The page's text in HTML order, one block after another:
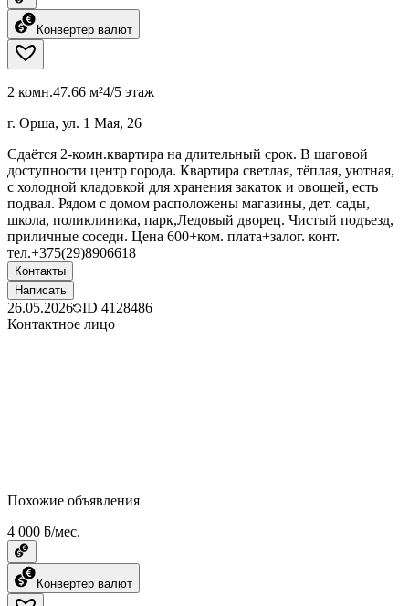
Конвертер валют
2 комн.47.66 м²4/5 этаж
г. Орша, ул. 1 Мая, 26
Сдаётся 2-комн.квартира на длительный срок. В шаговой
доступности центр города. Квартира светлая, тёплая, уютная,
с холодной кладовкой для хранения закаток и овощей, есть
подвал. Рядом с домом расположены магазины, дет. сады,
школа, поликлиника, парк,Ледовый дворец. Чистый подъезд,
приличные соседи. Цена 600+ком. плата+залог. конт.
тел.+375(29)8906618
Контакты
Написать
26.05.2026 ID 4128486
Контактное лицо
Похожие объявления
4 000 ƃ/мес.
Конвертер валют